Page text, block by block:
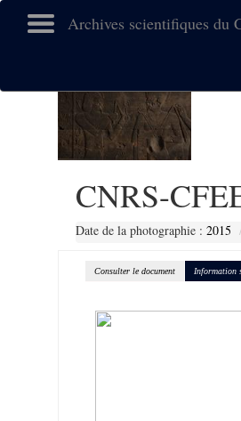
Archives scientifiques du
CNRS-
Date de la photographie : 2015
Consulter le document Information